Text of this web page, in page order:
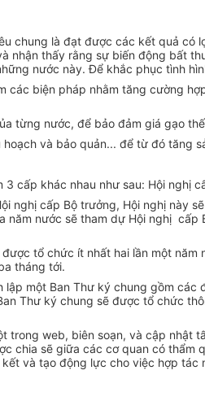
chung là đạt được các kết quả
thấy rằng sự biến động bất
nước này. Để khắc phục tình
biện pháp nhằm tăng cường
từng nước, để bảo đảm giá gạo
và bảo quản... để từ đó tăng
cấp khác nhau như sau: Hội nghị
nghị cấp Bộ trưởng, Hội nghị
nước sẽ tham dự Hội nghị
tổ chức ít nhất hai lần một
tháng tới.
một Ban Thư ký chung gồm
Thư ký chung sẽ được tổ chức
trong web, biên soạn, và cập
chia sẽ giữa các cơ quan có
và tạo động lực cho việc hợp tác